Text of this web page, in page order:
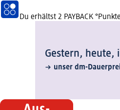
Du erhältst 2 PAYBACK °Punkte
Gestern, heute,
unser dm-